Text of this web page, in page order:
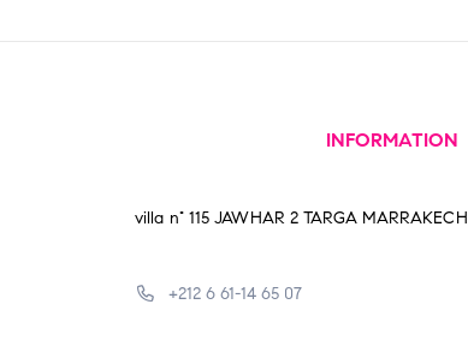
INFORMATION
villa n° 115 JAWHAR 2 TARGA MARRAKECH
+212 6 61-14 65 07